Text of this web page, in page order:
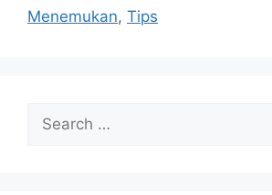
Menemukan, Tips
Search
for: